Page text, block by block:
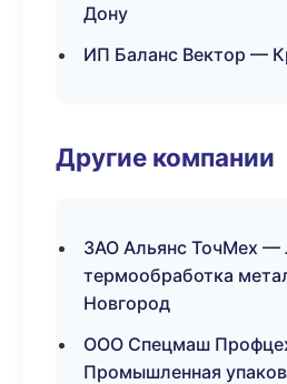
Дону
ИП Баланс Вектор —
Другие компании
ЗАО Альянс ТочМех —
термообработка
Новгород
ООО Спецмаш
Промышленная